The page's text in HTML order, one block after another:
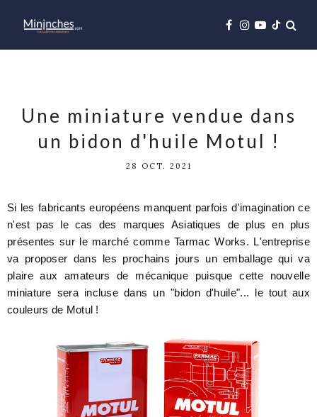
Une miniature vendue dans
un bidon d'huile Motul !
28 OCT. 2021
Si les fabricants européens manquent parfois d'imagination ce
n'est pas le cas des marques Asiatiques de plus en plus
présentes sur le marché comme Tarmac Works. L'entreprise
va proposer dans les prochains jours un emballage qui va
plaire aux amateurs de mécanique puisque cette nouvelle
miniature sera incluse dans un "bidon d'huile"... le tout aux
couleurs de Motul !